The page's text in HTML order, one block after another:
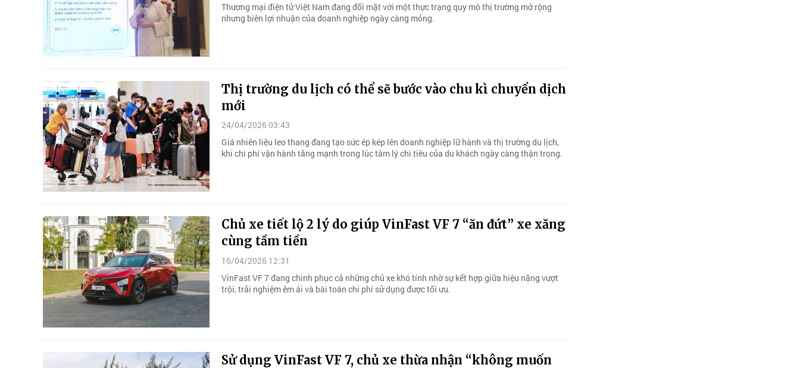
Thương mại điện tử Việt Nam đang đối mặt với một thực trạng quy mô thị trường mở rộng
nhưng biên lợi nhuận của doanh nghiệp ngày càng mỏng.
Thị trường du lịch có thể sẽ bước vào chu kì chuyển dịch
mới
24/04/2026 03:43
Giá nhiên liệu leo thang đang tạo sức ép kép lên doanh nghiệp lữ hành và thị trường du lịch,
khi chi phí vận hành tăng mạnh trong lúc tâm lý chi tiêu của du khách ngày càng thận trọng.
Chủ xe tiết lộ 2 lý do giúp VinFast VF 7 “ăn đứt” xe xăng
cùng tầm tiền
16/04/2026 12:31
VinFast VF 7 đang chinh phục cả những chủ xe khó tính nhờ sự kết hợp giữa hiệu năng vượt
trội, trải nghiệm êm ái và bài toán chi phí sử dụng được tối ưu.
Sử dụng VinFast VF 7, chủ xe thừa nhận “không muốn